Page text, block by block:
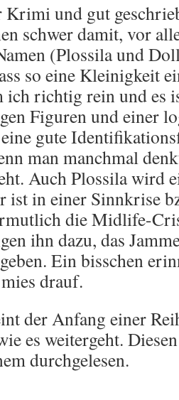
Krimi und gut
schwer damit, vor
(Plossila und
so eine Kleinigkeit
ich richtig rein und es
Figuren und einer
gute
man manchmal
Auch Plossila wird
ist in einer Sinnkrise
die Midlife-
ihn dazu, das
Ein bisschen
drauf.
der Anfang einer
es weitergeht.
durchgelesen.